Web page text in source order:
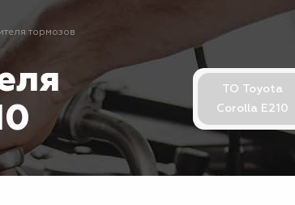
Отзывы
тормозов
ТО Toyota
Corolla E210